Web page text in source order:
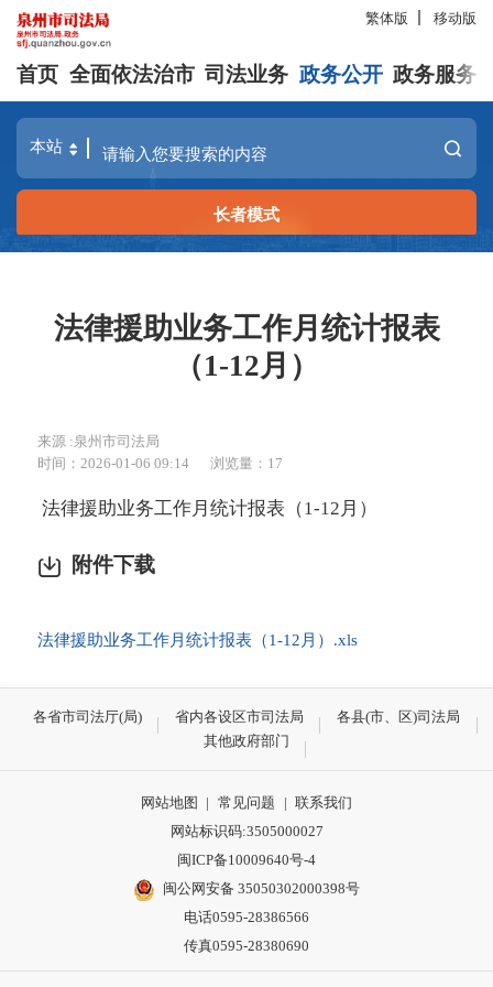
繁体版 移动版
首页 全面依法治市 司法业务 政务公开 政务服务
长者模式
法律援助业务工作月统计报表
（1-12月）
来源 :泉州市司法局
时间：2026-01-06 09:14
浏览量： 17
法律援助业务工作月统计报表（1-12月）
附件下载
法律援助业务工作月统计报表（1-12月）.xls
各省市司法厅(局) 省内各设区市司法局
各县(市、区)司法局
其他政府部门
网站地图 | 常见问题 | 联系我们
网站标识码:3505000027
闽ICP备10009640号-4
闽公网安备 35050302000398号
电话0595-28386566
传真0595-28380690